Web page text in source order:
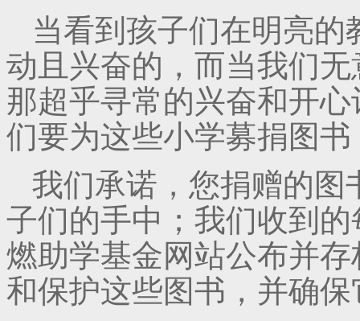
当看到孩子们在明亮
动且兴奋的，而当我们
那超乎寻常的兴奋和开
们要为这些小学募捐图书
我们承诺，您捐赠的图
子们的手中；我们收到
燃助学基金网站公布并
和保护这些图书，并确